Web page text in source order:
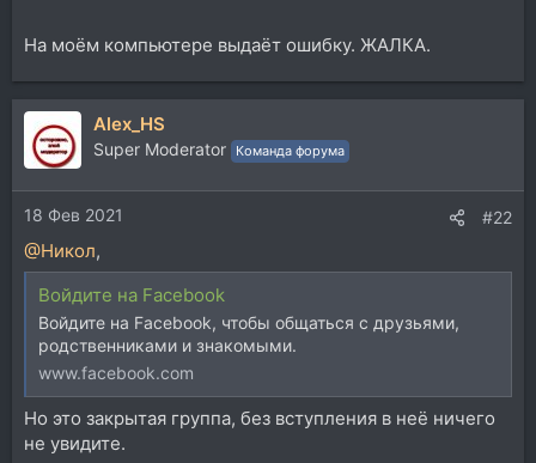
На моём компьютере выдаёт ошибку. ЖАЛКА.
Alex_HS
Super Moderator Команда форума
18 Фев 2021 #22
@Никол,
Войдите на Facebook
Войдите на Facebook, чтобы общаться с друзьями,
родственниками и знакомыми.
www.facebook.com
Но это закрытая группа, без вступления в неё ничего
не увидите.